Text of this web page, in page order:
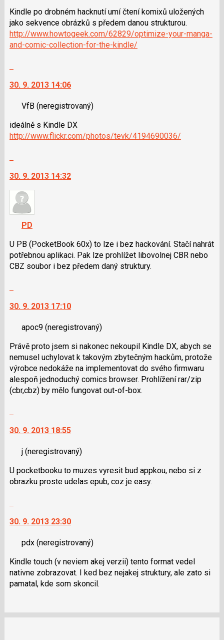
navigaci
lze
použít
i
pro
a
pro
předchozí
Kindle po drobném hacknutí umí čtení komixů uložených
jako sekvence obrázků s předem danou strukturou.
http://www.howtogeek.com/62829/optimize-your-manga-
and-comic-collection-for-the-kindle/
další
názor.
navigaci
lze
klávesy
pro
následující
a
P
pro
předchozí
nový
30. 9. 2013 14:06
VfB (neregistrovaný)
ideálně s Kindle DX
http://www.flickr.com/photos/tevk/4194690036/
další
nový
názor.
navigaci
lze
použít
i
klávesy
a
pro
předchozí
nový
názor
30. 9. 2013 14:32
PD
U PB (PocketBook 60x) to lze i bez hackování. Stačí nahrát
potřebnou aplikaci. Pak lze prohlížet libovolnej CBR nebo
CBZ soubor i bez předem daný struktury.
další
názor.
navigaci
lze
použít
i
klávesy
následující
P
předchozí
nový
30. 9. 2013 17:10
apoc9 (neregistrovaný)
Právě proto jsem si nakonec nekoupil Kindle DX, abych se
nemusel uchylovat k takovým zbytečným hackům, protože
výrobce nedokáže na implementovat do svého firmwaru
alespoň jednoduchý comics browser. Prohlížení rar/zip
(cbr,cbz) by mělo fungovat out-of-box.
další
názor.
navigaci
lze
klávesy
pro
a
P
pro
názor
30. 9. 2013 18:55
j (neregistrovaný)
U pocketbooku to muzes vyresit bud appkou, nebo si z
obrazku proste udelas epub, coz je easy.
další
názor.
navigaci
lze
použít
klávesy
30. 9. 2013 23:30
pdx (neregistrovaný)
Kindle touch (v neviem akej verzii) tento format vedel
nativne zobrazovat. I ked bez nejakej struktury, ale zato si
pamatal, kde som skoncil.